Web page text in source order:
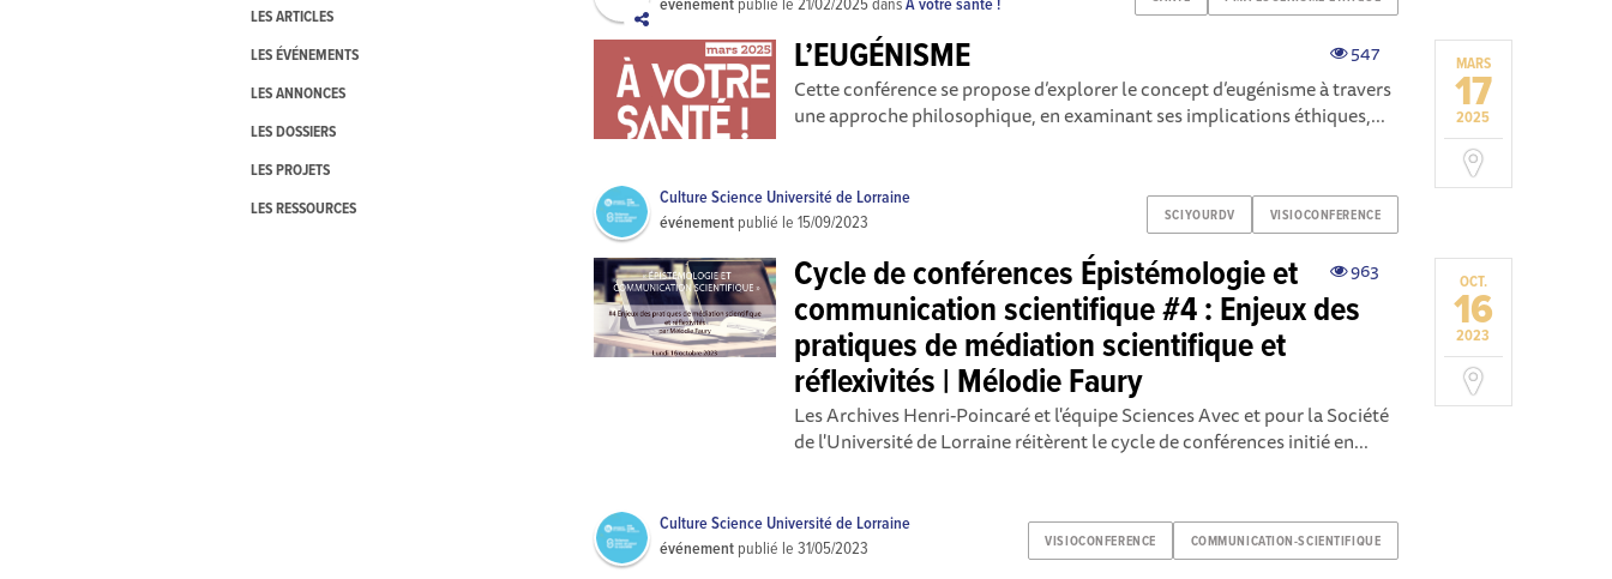
LES ARTICLES
LES ÉVÉNEMENTS
LES ANNONCES
LES DOSSIERS
LES PROJETS
LES RESSOURCES
événement publié le21/02/2025dansÀ votre santé !
MARS
17
2025
547
L’EUGÉNISME
Cette conférence se propose d’explorer le concept d’eugénisme à travers
une approche philosophique, en examinant ses implications éthiques,...
SCIYOURDV VISIOCONFERENCE
Culture Science Université de Lorraine
événement publié le15/09/2023
OCT.
16
2023
963
Cycle de conférences Épistémologie et
communication scientifique #4 : Enjeux des
pratiques de médiation scientifique et
réflexivités | Mélodie Faury
Les Archives Henri-Poincaré et l'équipe Sciences Avec et pour la Société
de l'Université de Lorraine réitèrent le cycle de conférences initié en...
VISIOCONFERENCE COMMUNICATION-SCIENTIFIQUE
Culture Science Université de Lorraine
événement publié le31/05/2023